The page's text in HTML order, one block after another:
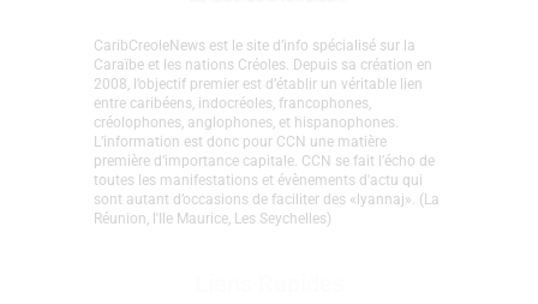
CaribCreoleNews est le site d’info spécialisé sur la
Caraïbe et les nations Créoles. Depuis sa création en
2008, l’objectif premier est d’établir un véritable lien
entre caribéens, indocréoles, francophones,
créolophones, anglophones, et hispanophones.
L’information est donc pour CCN une matière
première d’importance capitale. CCN se fait l’écho de
toutes les manifestations et évènements d'actu qui